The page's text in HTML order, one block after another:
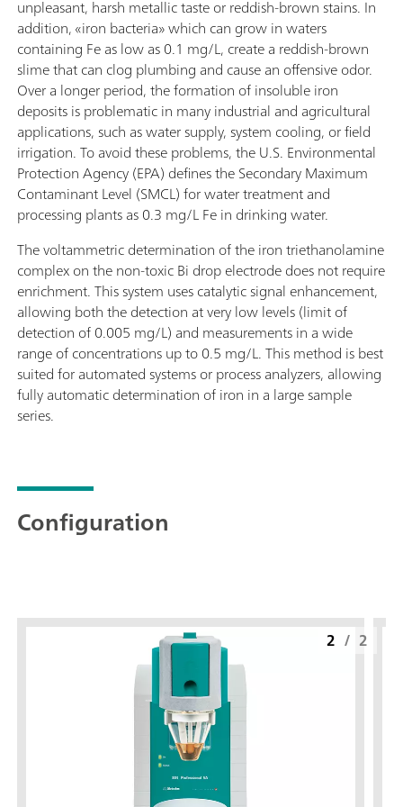
unpleasant, harsh metallic taste or reddish-brown stains. In
addition, «iron bacteria» which can grow in waters
containing Fe as low as 0.1 mg/L, create a reddish-brown
slime that can clog plumbing and cause an offensive odor.
Over a longer period, the formation of insoluble iron
deposits is problematic in many industrial and agricultural
applications, such as water supply, system cooling, or field
irrigation. To avoid these problems, the U.S. Environmental
Protection Agency (EPA) defines the Secondary Maximum
Contaminant Level (SMCL) for water treatment and
processing plants as 0.3 mg/L Fe in drinking water.
The voltammetric determination of the iron triethanolamine
complex on the non-toxic Bi drop electrode does not require
enrichment. This system uses catalytic signal enhancement,
allowing both the detection at very low levels (limit of
detection of 0.005 mg/L) and measurements in a wide
range of concentrations up to 0.5 mg/L. This method is best
suited for automated systems or process analyzers, allowing
fully automatic determination of iron in a large sample
series.
Configuration
2 / 2